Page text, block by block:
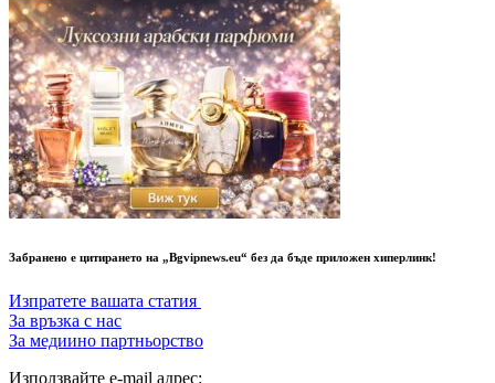
Забранено е цитирането на „Bgvipnews.eu“ без да бъде приложен хиперлинк!
Изпратете вашата статия
За връзка с нас
За медиино партньорство
Използвайте e-mail адрес: